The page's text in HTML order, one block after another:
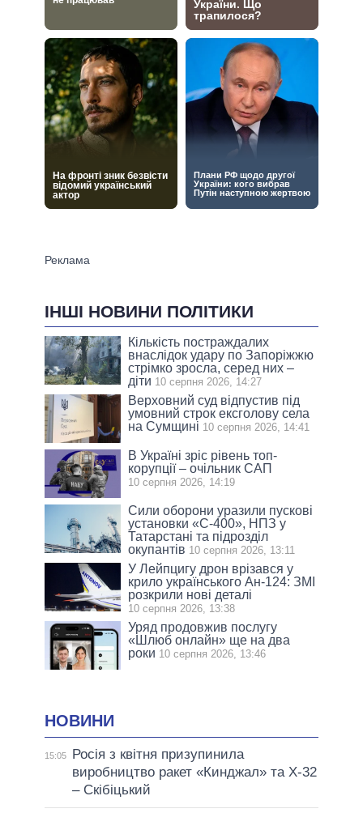
ІНШІ НОВИНИ ПОЛІТИКИ
Кількість постраждалих
внаслідок удару по Запоріжжю
стрімко зросла, серед них –
діти 10 серпня 2026, 14:27
Верховний суд відпустив під
умовний строк ексголову села
на Сумщині 10 серпня 2026, 14:41
В Україні зріс рівень топ-
корупції – очільник САП
10 серпня 2026, 14:19
Сили оборони уразили пускові
установки «С-400», НПЗ у
Татарстані та підрозділ
окупантів 10 серпня 2026, 13:11
У Лейпцигу дрон врізався у
крило українського Ан-124: ЗМІ
розкрили нові деталі
10 серпня 2026, 13:38
Уряд продовжив послугу
«Шлюб онлайн» ще на два
роки 10 серпня 2026, 13:46
НОВИНИ
15:05
Росія з квітня призупинила
виробництво ракет «Кинджал» та Х-32
– Скібіцький